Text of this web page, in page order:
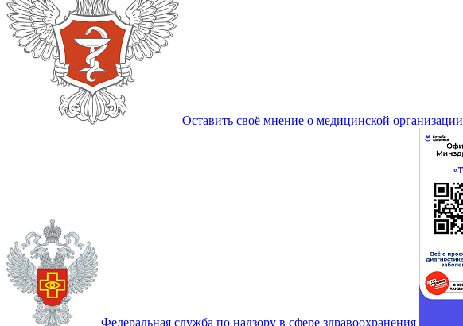
Оставить своё мнение о медицинской организации
Федеральная служба по надзору в сфере здравоохранения